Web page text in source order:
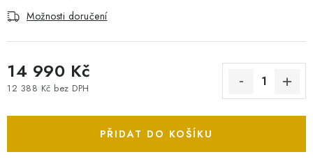
Možnosti doručení
14 990 Kč
12 388 Kč bez DPH
PŘIDAT DO KOŠÍKU